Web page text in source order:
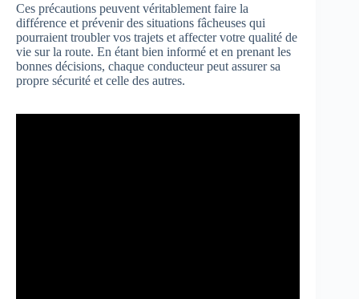
Ces précautions peuvent véritablement faire la
différence et prévenir des situations fâcheuses qui
pourraient troubler vos trajets et affecter votre qualité de
vie sur la route. En étant bien informé et en prenant les
bonnes décisions, chaque conducteur peut assurer sa
propre sécurité et celle des autres.